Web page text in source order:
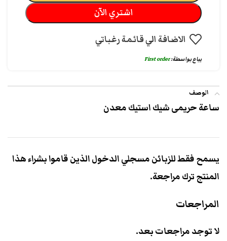
اشتري الآن
الاضافة الي قائمة رغباتي
يباع بواسطة:First order
الوصف
ساعة حريمى شيك استيك معدن
المراجعات
لا توجد مراجعات بعد.
يسمح فقط للزبائن مسجلي الدخول الذين قاموا بشراء هذا
المنتج ترك مراجعة.